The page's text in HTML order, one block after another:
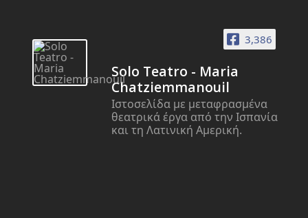
3,386
Solo Teatro - Maria
Chatziemmanouil
Ιστοσελίδα με μεταφρασμένα
θεατρικά έργα από την Ισπανία
και τη Λατινική Αμερική.